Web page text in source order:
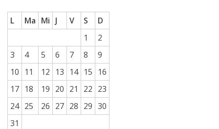
L Ma Mi J V S
D
1
2
3
4 5 6 7 8
9
10
11 12 13 14 15
16
17 18 19 20 21 22 23
24 25 26 27 28 29 30
31